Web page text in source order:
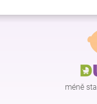
Z
méně